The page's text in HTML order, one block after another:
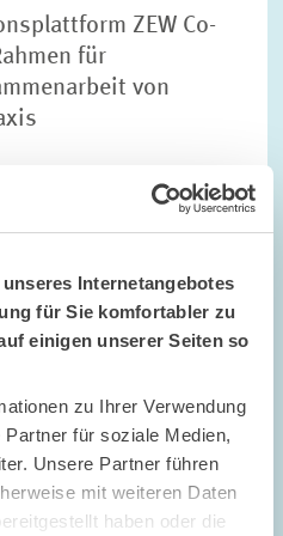
Internetangebotes
für Sie komfortabler zu
einigen unserer Seiten so
zu Ihrer Verwendung
für soziale Medien,
Unsere Partner führen
mit weiteren Daten
haben oder die
ZEW Co-
für
von